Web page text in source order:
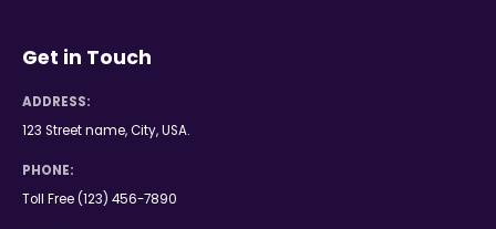
Get in Touch
ADDRESS:
123 Street name, City, USA.
PHONE:
Toll Free (123) 456-7890